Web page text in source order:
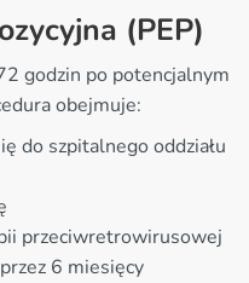
(PEP)
godzin po potencjalnym
obejmuje:
do szpitalnego oddziału
przeciwretrowirusowej
6 miesięcy